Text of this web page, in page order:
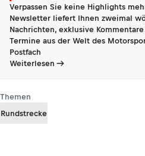
Verpassen Sie keine Highlights
Newsletter liefert Ihnen zweimal
Nachrichten, exklusive
Termine aus der Welt des
Postfach
Weiterlesen
Themen
Rundstrecke